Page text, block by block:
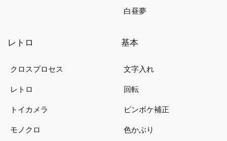
白昼夢
レトロ
クロスプロセス
レトロ
トイカメラ
モノクロ
基本
文字入れ
回転
ピンボケ補正
色かぶり